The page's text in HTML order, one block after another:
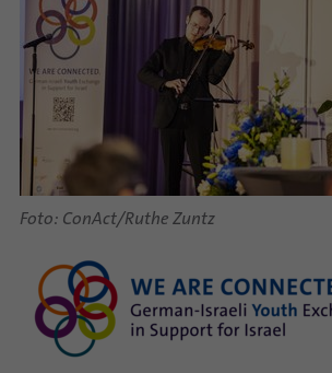
Foto: ConAct/Ruthe Zuntz